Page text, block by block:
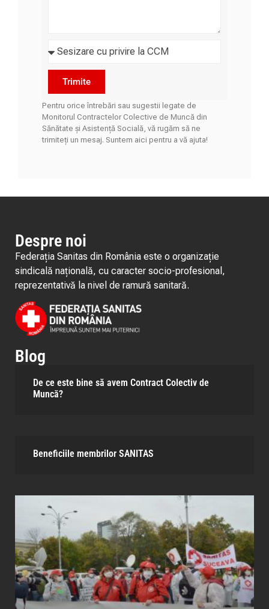
Trimite
Pentru orice întrebări sau sugestii legate de
Monitorul Contractelor Colective de Muncă din
Sănătate și Asistență Socială, vă rugăm să ne
trimiteți un mesaj. Suntem aici pentru a vă ajuta!
Despre noi
Federația Sanitas din România este o organizație
sindicală națională, cu caracter socio-profesional,
reprezentativă la nivel de ramură sanitară.
Blog
De ce este bine să avem Contract Colectiv de
Muncă?
Beneficiile membrilor SANITAS​